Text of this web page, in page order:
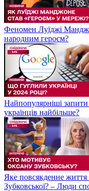
Феномен Луїджі
народним героєм?
Найпопулярніші
українців найбільше?
Яке повсякденне життя
Зубковської? – Люди